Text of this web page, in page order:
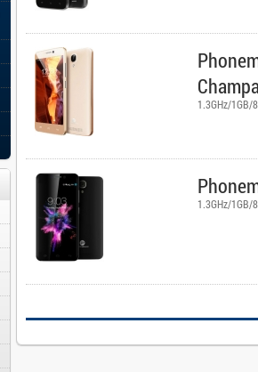
1.3GHz/1GB/
1.3GHz/1GB/